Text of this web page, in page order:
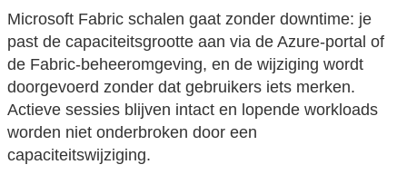
Microsoft Fabric schalen gaat zonder downtime: je
past de capaciteitsgrootte aan via de Azure-portal of
de Fabric-beheeromgeving, en de wijziging wordt
doorgevoerd zonder dat gebruikers iets merken.
Actieve sessies blijven intact en lopende workloads
worden niet onderbroken door een
capaciteitswijziging.